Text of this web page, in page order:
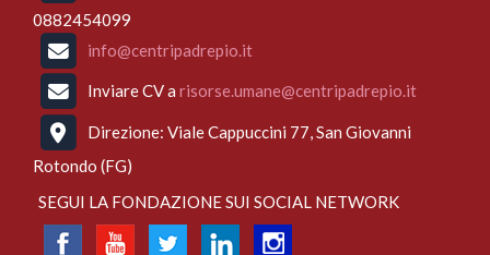
0882454099
info@centripadrepio.it
Inviare CV a risorse.umane@centripadrepio.it
Direzione: Viale Cappuccini 77, San Giovanni
Rotondo (FG)
SEGUI LA FONDAZIONE SUI SOCIAL NETWORK